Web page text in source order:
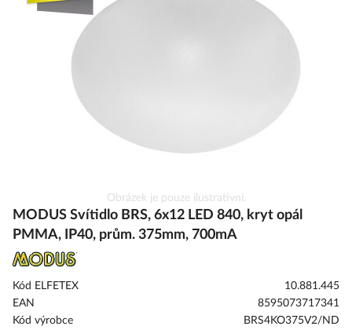
na
začátek
s
Obrázek je pouze ilustrativní.
MODUS Svítidlo BRS, 6x12 LED 840, kryt opál
PMMA, IP40, prům. 375mm, 700mA
Kód ELFETEX
10.881.445
EAN
8595073717341
Kód výrobce
BRS4KO375V2/ND